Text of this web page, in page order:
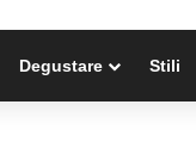
Degustare Stili